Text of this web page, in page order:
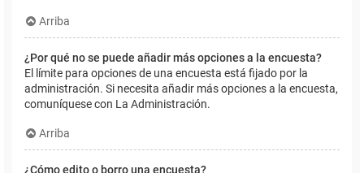
Arriba
¿Por qué no se puede añadir más opciones a la encuesta?
El límite para opciones de una encuesta está fijado por la
administración. Si necesita añadir más opciones a la encuesta,
comuníquese con La Administración.
Arriba
¿Cómo edito o borro una encuesta?